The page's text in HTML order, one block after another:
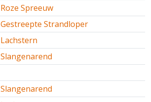
Roze Spreeuw
Gestreepte Strandloper
Lachstern
Slangenarend
Slangenarend